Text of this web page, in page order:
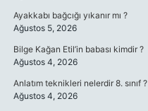
Ayakkabı bağcığı yıkanır mı ?
Ağustos 5, 2026
Bilge Kağan Etil’in babası kimdir ?
Ağustos 4, 2026
Anlatım teknikleri nelerdir 8. sınıf ?
Ağustos 4, 2026